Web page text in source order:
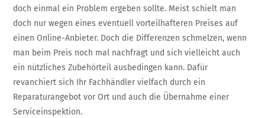
doch einmal ein Problem ergeben sollte. Meist schielt man
doch nur wegen eines eventuell vorteilhafteren Preises auf
einen Online-Anbieter. Doch die Differenzen schmelzen, wenn
man beim Preis noch mal nachfragt und sich vielleicht auch
ein nützliches Zubehörteil ausbedingen kann. Dafür
revanchiert sich Ihr Fachhändler vielfach durch ein
Reparaturangebot vor Ort und auch die Übernahme einer
Serviceinspektion.